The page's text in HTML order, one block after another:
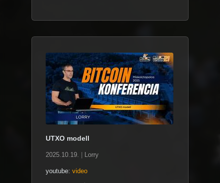
UTXO modell
2025.10.19. Lorry
youtube: video